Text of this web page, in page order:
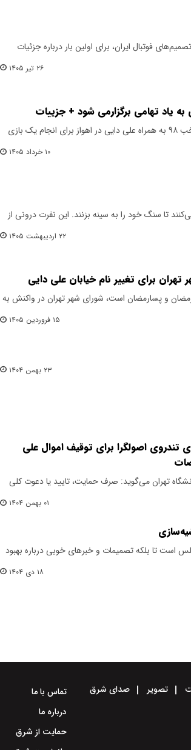
فوتبال ایران، برای اولین بار درباره جزئیات
۲۶ تیر ۱۴۰۵
یاد تهامی برگزارمی شود + جزییات
عضو ستارگان فوتبال خوزستان از حضور تیم ملی منتخب ۹۸ به همراه علی دایی در اهواز برای انجام یک بازی
۱۰ خرداد ۱۴۰۵
تا سنگ خود را به سینه بزنند. این نفرت درونی از
۲۲ اردیبهشت ۱۴۰۵
برای تغییر نام خیابان علی دایی
و پسارمضان است، شورای شهر تهران در واکنش به
۱۵ فروردین ۱۴۰۵
۲۳ بهمن ۱۴۰۴
تندروی اصولگرا برای توقیف اموال علی
تهران می‌گوید: صرف حمایت، تایید یا دعوت کلی
۰۱ بهمن ۱۴۰۴
تا بلکه تصمیمات و خبرهای خوبی درباره بهبود
۱۸ دی ۱۴۰۴
تصویر صدای شرق
تماس با ما
درباره ما
حمایت از شرق